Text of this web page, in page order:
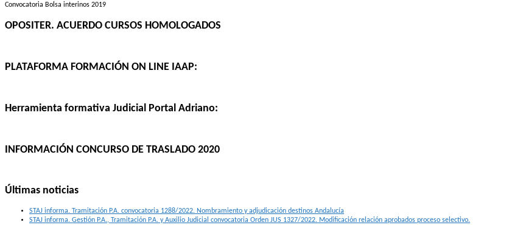
Convocatoria Bolsa interinos 2019
OPOSITER. ACUERDO CURSOS HOMOLOGADOS
PLATAFORMA FORMACIÓN ON LINE IAAP:
Herramienta formativa Judicial Portal Adriano:
INFORMACIÓN CONCURSO DE TRASLADO 2020
Últimas noticias
STAJ informa. Tramitación P.A. convocatoria 1288/2022. Nombramiento y adjudicación destinos Andalucía
STAJ informa. Gestión P.A., Tramitación P.A. y Auxilio Judicial convocatoria Orden JUS 1327/2022. Modificación relación aprobados proceso selectivo.